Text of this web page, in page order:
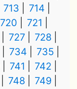
713
714
720
721
727
728
734
735
741
742
748
749